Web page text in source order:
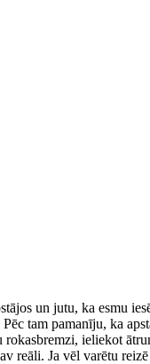
un jutu, ka esmu
tam pamanīju, ka
ieliekot
Ja vēl varētu